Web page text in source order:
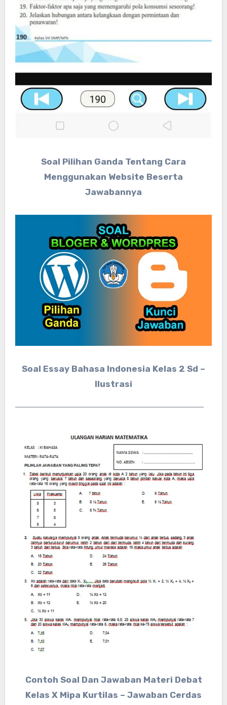
Soal Pilihan Ganda Tentang Cara
Menggunakan Website Beserta
Jawabannya
Soal Essay Bahasa Indonesia Kelas 2 Sd –
Ilustrasi
Contoh Soal Dan Jawaban Materi Debat
Kelas X Mipa Kurtilas – Jawaban Cerdas